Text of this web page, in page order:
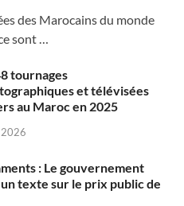
des Marocains du monde
sont …
tournages
et télévisées
au Maroc en 2025
: Le gouvernement
texte sur le prix public de